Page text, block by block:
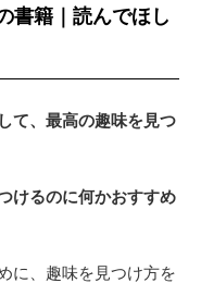
書籍｜読んでほし
て、最高の趣味を見つ
けるのに何かおすすめ
に、趣味を見つけ方を